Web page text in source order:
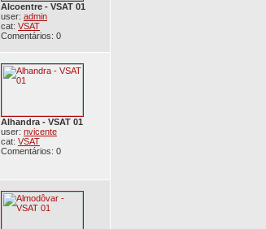
Alcoentre - VSAT 01
user: admin
cat: VSAT
Comentários: 0
Alhandra - VSAT 01
user: nvicente
cat: VSAT
Comentários: 0